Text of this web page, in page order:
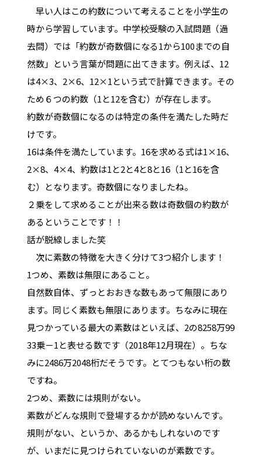
早い人はこの約数について考えることを小学生の
時から学習しています。中学校受験の入試問題（過
去問）では「約数が奇数個になる1から100までの自
然数」という言葉が問題に出てきます。例えば、12
は4×3、2×6、12×1という式で計算できます。その
ため６つの約数（1と12を含む）が存在します。
約数が奇数個になるのは特定の条件を満たした時だ
けです。
16は条件を満たしています。16を求める式は1×16、
2×8、4×4、約数は1と2と4と8と16（1と16を含
む）となります。奇数個になりましたね。
２乗をして求めることが出来る数は奇数個の約数が
あるということです！！
話が脱線しました笑
次に素数の特徴を大きく分けて3つ紹介します！
1つめ、素数は無限にあること。
自然数自体、ずっとおおきな数もあって無限にあり
ます。同じく素数も無限にあります。ちなみに現在
見つかっている最大の素数はといえば、2の8258万99
33乗－1と表せる数です（2018年12月現在）。ちな
みに2486万2048桁だそうです。とてつもない桁の数
ですね。
2つめ、素数には規則がない。
素数がどんな規則で登場するかが読めないんです。
規則がない、というか、あるかもしれないのです
が、いまだに見つけられていないのが素数です。